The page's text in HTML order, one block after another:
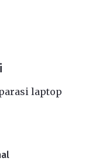
laptop